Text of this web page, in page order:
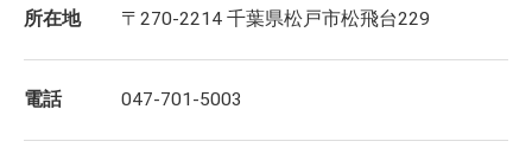
所在地 〒270-2214 千葉県松戸市松飛台229
電話 047-701-5003